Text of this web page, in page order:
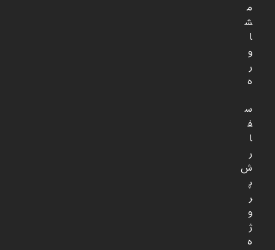
م
ش
ا
و
ر
ه
س
ف
ا
ر
ش
پ
ر
و
ژ
ه